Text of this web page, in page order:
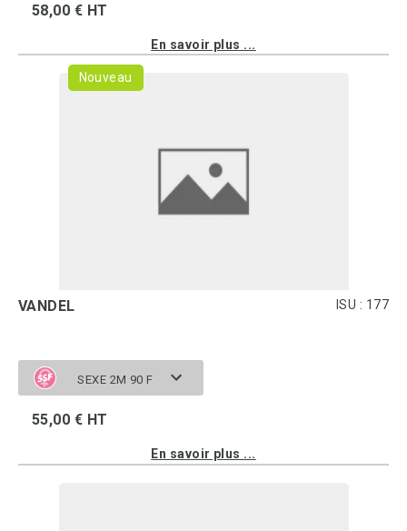
58,00 € HT
En savoir plus ...
Nouveau
VANDEL ISU : 177
SEXE 2M 90 F
55,00 € HT
En savoir plus ...